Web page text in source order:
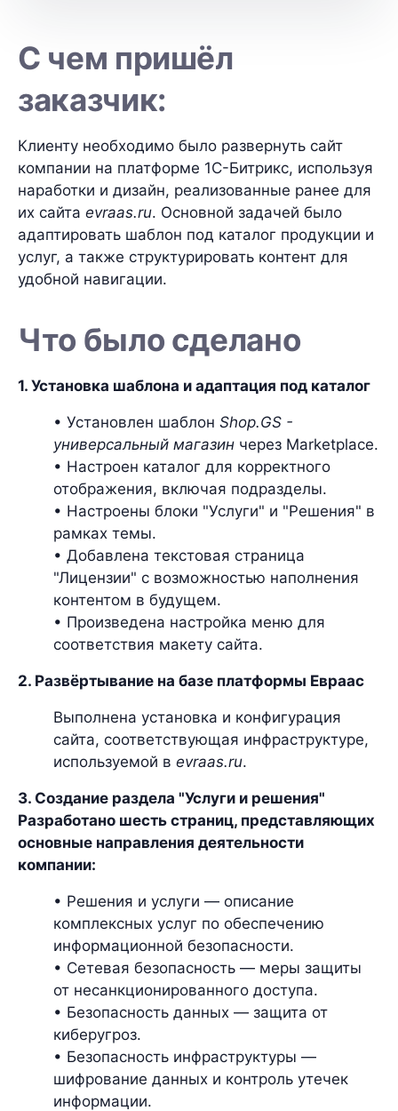
С чем пришёл
заказчик:
Клиенту необходимо было развернуть сайт
компании на платформе 1С-Битрикс, используя
наработки и дизайн, реализованные ранее для
их сайта evraas.ru. Основной задачей было
адаптировать шаблон под каталог продукции и
услуг, а также структурировать контент для
удобной навигации.
Что было сделано
1. Установка шаблона и адаптация под каталог
• Установлен шаблон Shop.GS -
универсальный магазин через Marketplace.
• Настроен каталог для корректного
отображения, включая подразделы.
• Настроены блоки "Услуги" и "Решения" в
рамках темы.
• Добавлена текстовая страница
"Лицензии" с возможностью наполнения
контентом в будущем.
• Произведена настройка меню для
соответствия макету сайта.
2. Развёртывание на базе платформы Евраас
Выполнена установка и конфигурация
сайта, соответствующая инфраструктуре,
используемой в evraas.ru.
3. Создание раздела "Услуги и решения"
Разработано шесть страниц, представляющих
основные направления деятельности
компании:
• Решения и услуги — описание
комплексных услуг по обеспечению
информационной безопасности.
• Сетевая безопасность — меры защиты
от несанкционированного доступа.
• Безопасность данных — защита от
киберугроз.
• Безопасность инфраструктуры —
шифрование данных и контроль утечек
информации.